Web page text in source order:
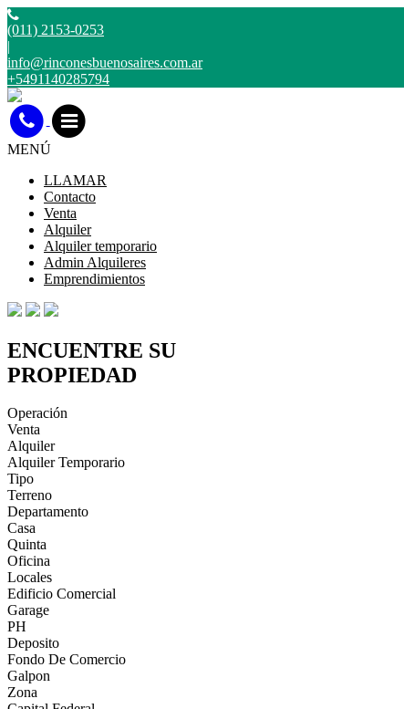
(011) 2153-0253
|
info@rinconesbuenosaires.com.ar
+5491140285794
MENÚ
LLAMAR
Contacto
Venta
Alquiler
Alquiler temporario
Admin Alquileres
Emprendimientos
ENCUENTRE SU
PROPIEDAD
Operación
Venta
Alquiler
Alquiler Temporario
Tipo
Terreno
Departamento
Casa
Quinta
Oficina
Locales
Edificio Comercial
Garage
PH
Deposito
Fondo De Comercio
Galpon
Zona